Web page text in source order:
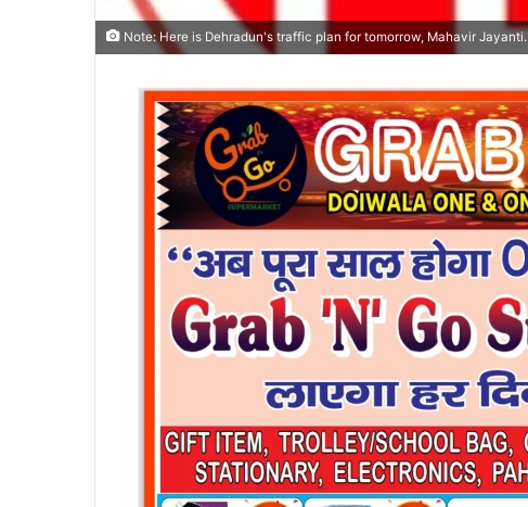
Note: Here is Dehradun's traffic plan for tomorrow, Mahavir Jayanti.